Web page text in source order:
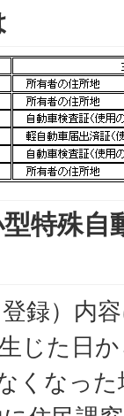
特殊自
録）内
じた日
くなっ